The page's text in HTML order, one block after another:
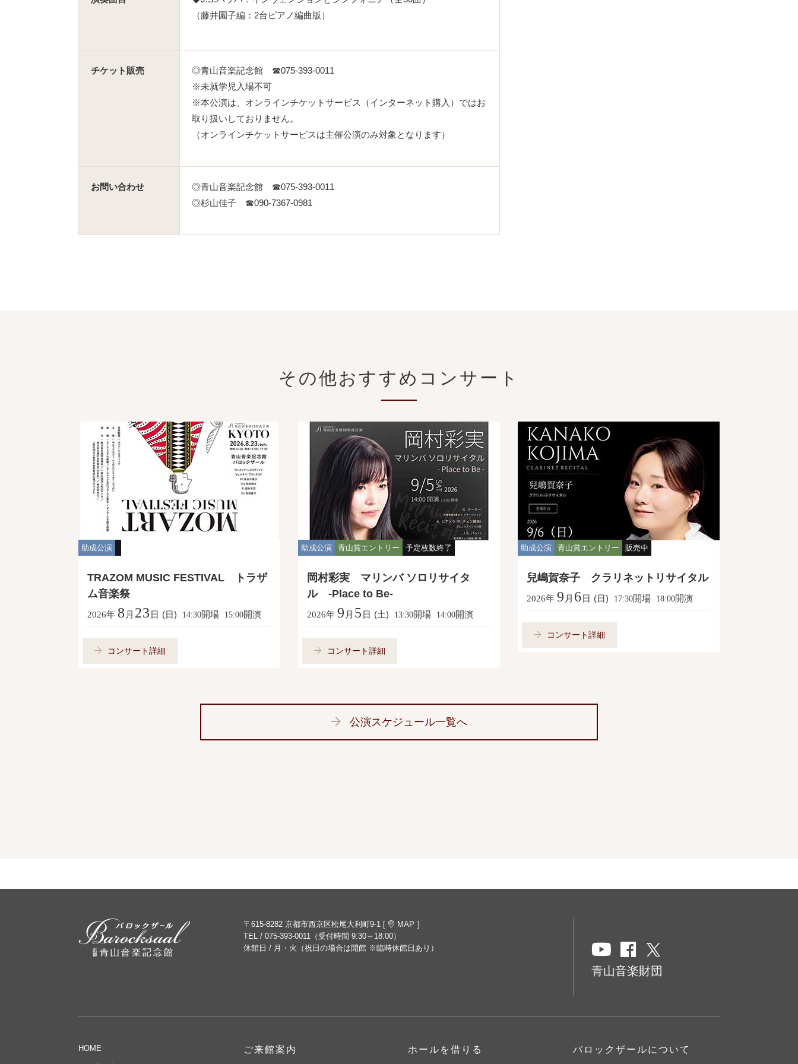
（藤井園子編：2台ピアノ編曲版）
チケット販売
◎青山音楽記念館 ☎075-393-0011
※未就学児入場不可
※本公演は、オンラインチケットサービス（インターネット購入）ではお
取り扱いしておりません。
（オンラインチケットサービスは主催公演のみ対象となります）
お問い合わせ
◎青山音楽記念館 ☎075-393-0011
◎杉山佳子 ☎090-7367-0981
その他おすすめコンサート
助成公演
TRAZOM MUSIC FESTIVAL トラザ
ム音楽祭
2026年 8 月 23 日 (日) 14:30開場 15:00開演
コンサート詳細
助成公演 青山賞エントリー 予定枚数終了
岡村彩実 マリンバ ソロリサイタ
ル -Place to Be-
2026年 9 月 5 日 (土) 13:30開場 14:00開演
コンサート詳細
助成公演 青山賞エントリー 販売中
兒嶋賀奈子 クラリネットリサイタル
2026年 9 月 6日 (日) 17:30開場 18:00開演
コンサート詳細
公演スケジュール一覧へ
〒615-8282 京都市西京区松尾大利町9-1 [ MAP ]
TEL / 075-393-0011
（受付時間 9:30～18:00）
休館日 / 月・火（祝日の場合は開館 ※臨時休館日あり）
青山音楽財団
HOME ご来館案内 ホールを借りる バロックザールについて